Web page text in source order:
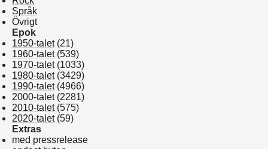
Språk
Övrigt
Epok
1950-talet(21)
1960-talet(539)
1970-talet(1033)
1980-talet(3429)
1990-talet(4966)
2000-talet(2281)
2010-talet(575)
2020-talet(59)
Extras
med pressrelease